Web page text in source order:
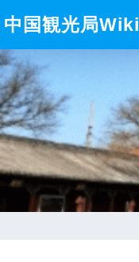
中国観光局Wiki